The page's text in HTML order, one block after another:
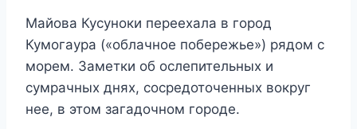
Майова Кусуноки переехала в город
Кумогаура («облачное побережье») рядом с
морем. Заметки об ослепительных и
сумрачных днях, сосредоточенных вокруг
нее, в этом загадочном городе.